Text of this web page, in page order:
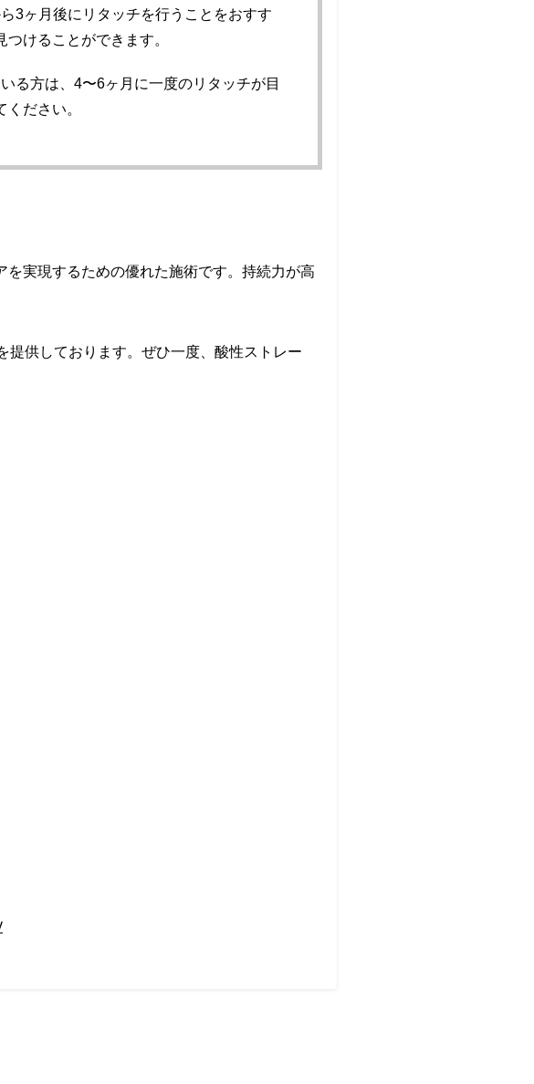
3ヶ月後にリタッチを行うことをおすす
けることができます。
る方は、4〜6ヶ月に一度のリタッチが目
ださい。
実現するための優れた施術です。持続力が高
供しております。ぜひ一度、酸性ストレー